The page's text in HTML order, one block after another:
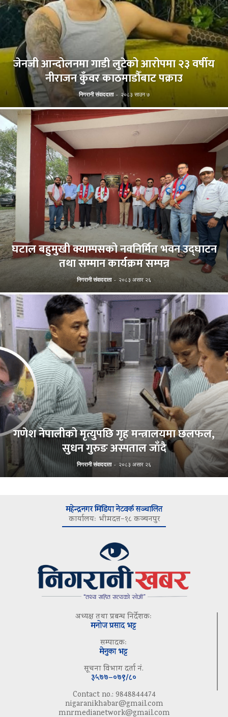
जेनजी आन्दोलनमा गाडी लुटेको आरोपमा २३ वर्षीय
नीराजन कुँवर काठमाडौँबाट पक्राउ
निगरानी संवाददाता - २०८३ साउन ७
घटाल बहुमुखी क्याम्पसको नवनिर्मित भवन उद्घाटन
तथा सम्मान कार्यक्रम सम्पन्न
निगरानी संवाददाता - २०८३ असार २६
गणेश नेपालीको मृत्युपछि गृह मन्त्रालयमा छलफल,
सुधन गुरुङ अस्पताल जाँदै
निगरानी संवाददाता - २०८३ असार २६
महेन्द्रनगर मिडिया नेटवर्क सञ्चालित
कार्यालयः भीमदत्त–१८ कञ्चनपुर
अध्यक्ष तथा प्रबन्ध निर्देशकः
मनोज प्रसाद भट्ट
सम्पादकः
मेनुका भट्ट
सूचना विभाग दर्ता नं.
३५७७–०७९/८०
Contact no.: 9848844474
nigaranikhabar@gmail.com
mnrmedianetwork@gmail.com